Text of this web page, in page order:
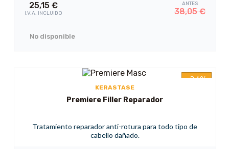
25,15 €
I.V.A. INCLUIDO
ANTES
38,05€
No disponible
-34%
KERASTASE
Premiere Filler Reparador
Tratamiento reparador anti-rotura para todo tipo de
cabello dañado.